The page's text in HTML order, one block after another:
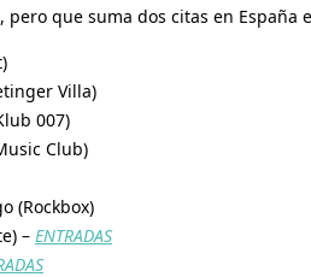
pero que suma dos citas en España
Villa)
007)
Club)
(Rockbox)
– ENTRADAS